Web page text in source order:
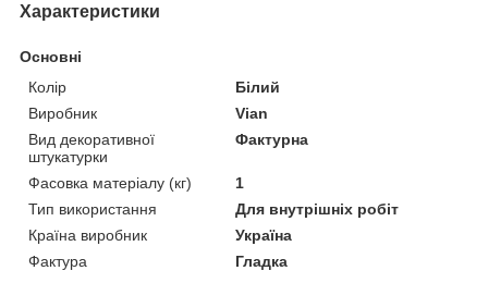
Характеристики
Основні
Колір
Білий
Виробник
Vian
Вид декоративної
штукатурки
Фактурна
Фасовка матеріалу (кг)
1
Тип використання
Для внутрішніх робіт
Країна виробник
Україна
Фактура
Гладка